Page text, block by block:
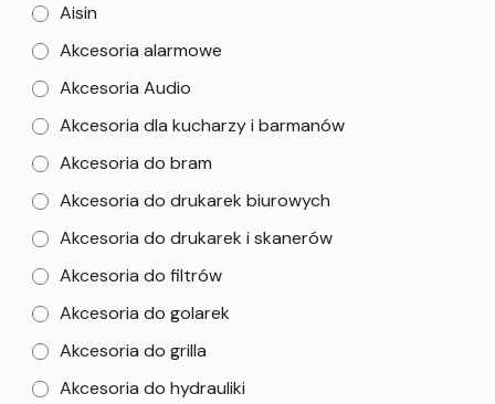
Aisin
Akcesoria alarmowe
Akcesoria Audio
Akcesoria dla kucharzy i barmanów
Akcesoria do bram
Akcesoria do drukarek biurowych
Akcesoria do drukarek i skanerów
Akcesoria do filtrów
Akcesoria do golarek
Akcesoria do grilla
Akcesoria do hydrauliki